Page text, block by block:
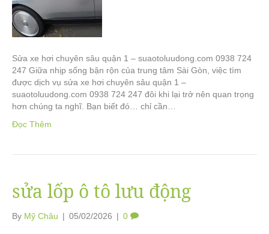
Sửa xe hơi chuyên sâu quận 1 – suaotoluudong.com 0938 724
247 Giữa nhịp sống bận rộn của trung tâm Sài Gòn, việc tìm
được dịch vụ sửa xe hơi chuyên sâu quận 1 –
suaotoluudong.com 0938 724 247 đôi khi lại trở nên quan trọng
hơn chúng ta nghĩ. Bạn biết đó… chỉ cần…
Đọc Thêm
sửa lốp ô tô lưu động
By Mỹ Châu | 05/02/2026 | 0